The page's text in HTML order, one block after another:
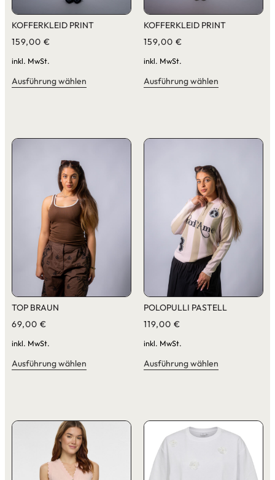
KOFFERKLEID PRINT
159,00 €
inkl. MwSt.
Ausführung wählen
KOFFERKLEID PRINT
159,00 €
inkl. MwSt.
Ausführung wählen
TOP BRAUN
69,00 €
inkl. MwSt.
Ausführung wählen
POLOPULLI PASTELL
119,00 €
inkl. MwSt.
Ausführung wählen